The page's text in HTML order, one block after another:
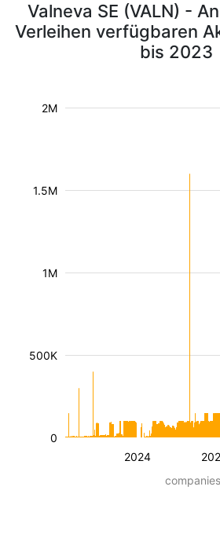
Valneva SE (VALN) -
Verleihen verfügbaren
bis 2023
2024
500K
1M
1.5M
2M
0